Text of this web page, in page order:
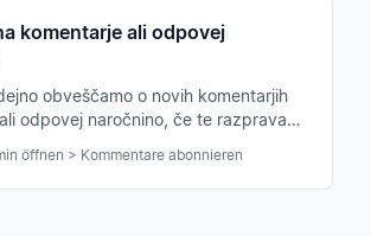
komentarje ali odpovej
obveščamo o novih komentarjih
odpovej naročnino, če te razprava
öffnen > Kommentare abonnieren